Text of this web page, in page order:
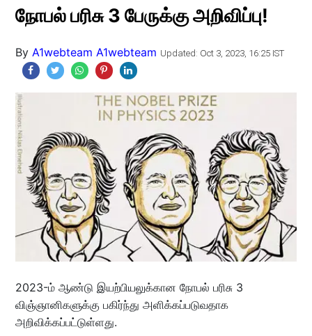
நோபல் பரிசு 3 பேருக்கு அறிவிப்பு!
By A1webteam A1webteam Updated: Oct 3, 2023, 16:25 IST
2023-ம் ஆண்டு இயற்பியலுக்கான நோபல் பரிசு 3
விஞ்ஞானிகளுக்கு பகிர்ந்து அளிக்கப்படுவதாக
அறிவிக்கப்பட்டுள்ளது.